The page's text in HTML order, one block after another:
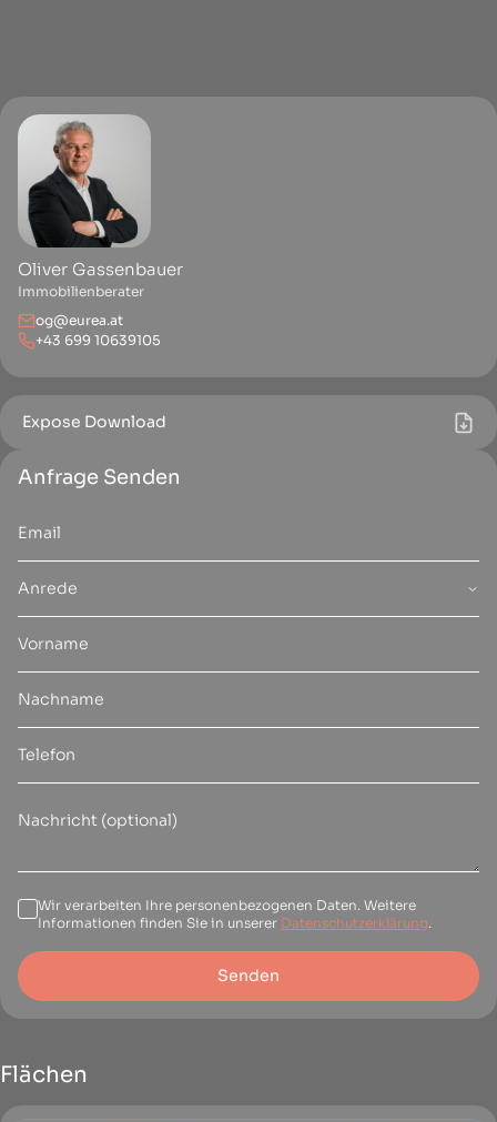
Oliver Gassenbauer
Immobilienberater
og@eurea.at
+43 699 10639105
Expose Download
Anfrage Senden
Anrede
Wir verarbeiten Ihre personenbezogenen Daten. Weitere
Informationen finden Sie in unserer Datenschutzerklärung.
Senden
Flächen